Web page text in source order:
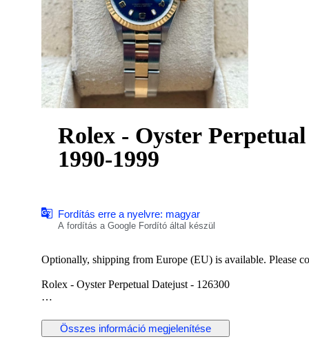
Rolex - Oyster
1990-1999
Fordítás erre a nyelvre: magyar
A fordítás a Google Fordító által készül
Optionally, shipping from Europe (EU) is available. Please
Rolex - Oyster Perpetual Datejust - 126300
Case Material: Gold & Stainless Steel
Diameter: 26 mm
Összes információ megjelenítése